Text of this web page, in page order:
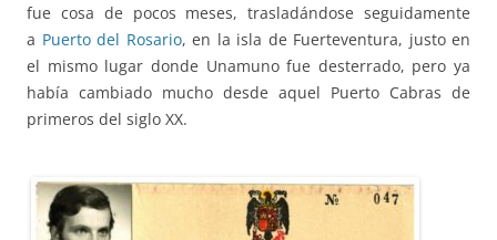
fue cosa de pocos meses, trasladándose seguidamente
a Puerto del Rosario, en la isla de Fuerteventura, justo en
el mismo lugar donde Unamuno fue desterrado, pero ya
había cambiado mucho desde aquel Puerto Cabras de
primeros del siglo XX.